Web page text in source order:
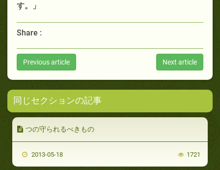
す。」
Share :
Previous article Next article
同じセクションの記事
つの守られるべきもの
2013-05-18 1721